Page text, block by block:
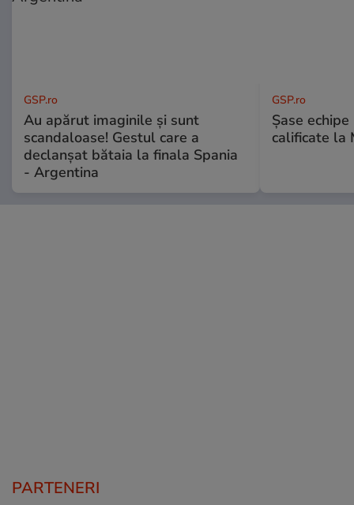
GSP.ro
Au apărut imaginile și sunt
scandaloase! Gestul care a
declanșat bătaia la finala Spania
- Argentina
GSP.ro
Șase
calificate la
PARTENERI